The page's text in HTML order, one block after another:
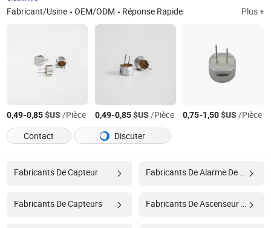
Fabricant/Usine OEM/ODM Réponse Rapide Plus +
0,49-0,85$US/Pièce 0,49-0,85$US/Pièce 0,75-1,50$US/Pièce
Contact
Discuter
Fabricants De Capteur
Fabricants De Capteurs